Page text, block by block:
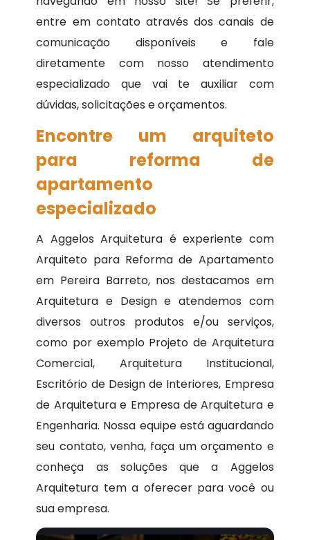
entre em contato através dos canais de
comunicação disponíveis e fale
diretamente com nosso atendimento
especializado que vai te auxiliar com
dúvidas, solicitações e orçamentos.
Encontre um arquiteto
para reforma de
apartamento
especializado
A Aggelos Arquitetura é experiente com
Arquiteto para Reforma de Apartamento
em Pereira Barreto, nos destacamos em
Arquitetura e Design e atendemos com
diversos outros produtos e/ou serviços,
como por exemplo Projeto de Arquitetura
Comercial, Arquitetura Institucional,
Escritório de Design de Interiores, Empresa
de Arquitetura e Empresa de Arquitetura e
Engenharia. Nossa equipe está aguardando
seu contato, venha, faça um orçamento e
conheça as soluções que a Aggelos
Arquitetura tem a oferecer para você ou
sua empresa.